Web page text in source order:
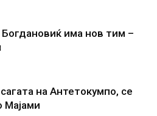
има нов тим –
сагата на Антетокумпо, се
Мајами